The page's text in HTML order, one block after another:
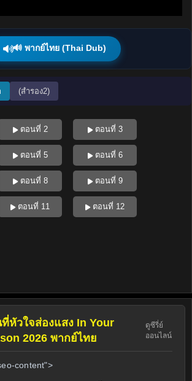
🔊 พากย์ไทย (Thai Dub)
(สำรอง2)
ตอนที่ 2 ตอนที่ 3
ตอนที่ 5 ตอนที่ 6
ตอนที่ 8 ตอนที่ 9
ตอนที่ 11 ตอนที่ 12
ที่หัวใจส่องแสง In Your
2026 พากย์ไทย
ดูซีรี่ย์
ออนไลน์
content">